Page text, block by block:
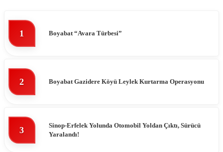
1 Boyabat “Avara Türbesi”
2 Boyabat Gazidere Köyü Leylek Kurtarma Operasyonu
3
Sinop-Erfelek Yolunda Otomobil Yoldan Çıktı, Sürücü
Yaralandı!